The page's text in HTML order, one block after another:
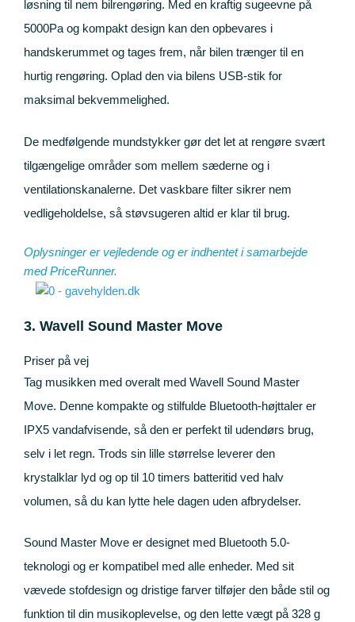
løsning til nem bilrengøring. Med en kraftig sugeevne på
5000Pa og kompakt design kan den opbevares i
handskerummet og tages frem, når bilen trænger til en
hurtig rengøring. Oplad den via bilens USB-stik for
maksimal bekvemmelighed.
De medfølgende mundstykker gør det let at rengøre svært
tilgængelige områder som mellem sæderne og i
ventilationskanalerne. Det vaskbare filter sikrer nem
vedligeholdelse, så støvsugeren altid er klar til brug.
Oplysninger er vejledende og er indhentet i samarbejde
medPriceRunner.
3. Wavell Sound Master Move
Priser på vej
Tag musikken med overalt med Wavell Sound Master
Move. Denne kompakte og stilfulde Bluetooth-højttaler er
IPX5 vandafvisende, så den er perfekt til udendørs brug,
selv i let regn. Trods sin lille størrelse leverer den
krystalklar lyd og op til 10 timers batteritid ved halv
volumen, så du kan lytte hele dagen uden afbrydelser.
Sound Master Move er designet med Bluetooth 5.0-
teknologi og er kompatibel med alle enheder. Med sit
vævede stofdesign og dristige farver tilføjer den både stil og
funktion til din musikoplevelse, og den lette vægt på 328 g